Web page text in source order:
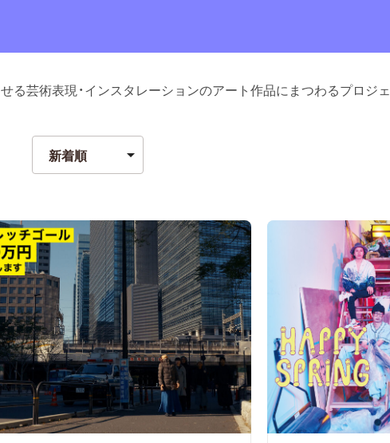
る芸術表現・インスタレーションのアート作品にまつわるプロジェ